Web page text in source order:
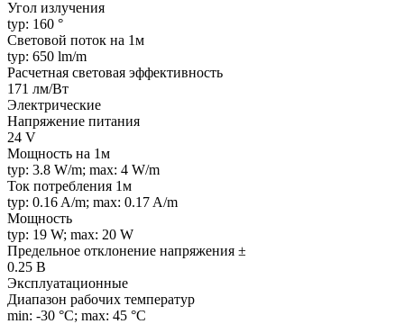
Угол излучения
typ: 160 °
Световой поток на 1м
typ: 650 lm/m
Расчетная световая эффективность
171 лм/Вт
Электрические
Напряжение питания
24 V
Мощность на 1м
typ: 3.8 W/m; max: 4 W/m
Ток потребления 1м
typ: 0.16 A/m; max: 0.17 A/m
Мощность
typ: 19 W; max: 20 W
Предельное отклонение напряжения ±
0.25 В
Эксплуатационные
Диапазон рабочих температур
min: -30 °C; max: 45 °C